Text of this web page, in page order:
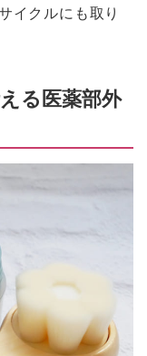
イクルにも取り
る医薬部外